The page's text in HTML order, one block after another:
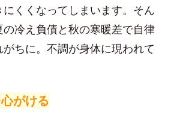
くくなってしまいます。そん
冷え負債と秋の寒暖差で自律
ちに。不調が身体に現われて
がける